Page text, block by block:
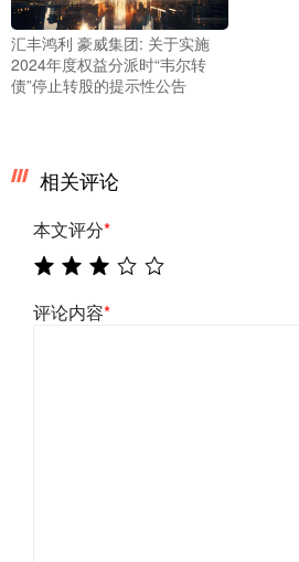
汇丰鸿利 豪威集团: 关于实施
2024年度权益分派时“韦尔转
债”停止转股的提示性公告
相关评论
本文评分*
评论内容*